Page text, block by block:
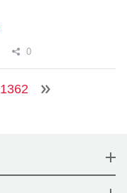
0
1362